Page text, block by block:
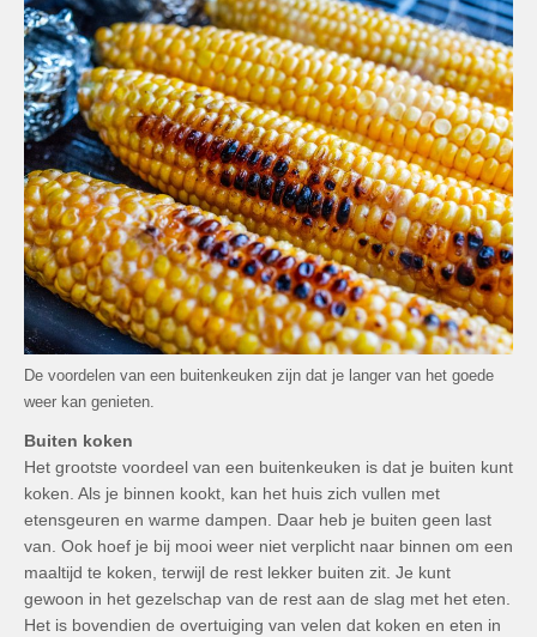
De voordelen van een buitenkeuken zijn dat je langer van het goede
weer kan genieten.
Buiten koken
Het grootste voordeel van een buitenkeuken is dat je buiten kunt
koken. Als je binnen kookt, kan het huis zich vullen met
etensgeuren en warme dampen. Daar heb je buiten geen last
van. Ook hoef je bij mooi weer niet verplicht naar binnen om een
maaltijd te koken, terwijl de rest lekker buiten zit. Je kunt
gewoon in het gezelschap van de rest aan de slag met het eten.
Het is bovendien de overtuiging van velen dat koken en eten in